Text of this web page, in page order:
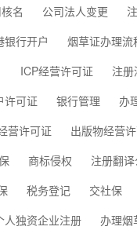
名 公司法人变更
银行开户 烟草证办理流
ICP经营许可证 注
许可证 银行管理 办
营许可证 出版物经营
商标侵权 注册翻
税务登记 交社保
人独资企业注册 办理烟